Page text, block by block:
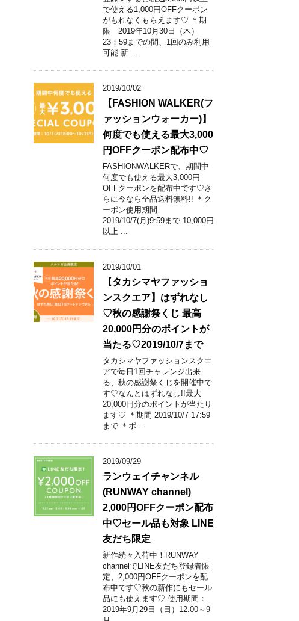
で使える1,000円OFFクーポン
がもれなくもらえます♡ ＊期
限 2019年10月30日（木）
23：59までの間、1回のみ利用
可能 新 ...
2019/10/02
【FASHION WALKER(フ
ァッションウォーカー)】
何度でも使える最大3,000
円OFFクーポン配布中♡
FASHIONWALKERで、期間中
何度でも使える最大3,000円
OFFクーポンを配布中です♡さ
らに今なら全品送料無料!! ＊ク
ーポン使用期間
2019/10/7(月)9:59まで 10,000円
以上 ...
2019/10/01
【タカシマヤファッショ
ンスクエア】はずれなし
♡秋の感謝祭くじ 最高
20,000円分のポイントが
当たる♡2019/10/7まで
タカシマヤファッションスクエ
アで毎日1回チャレンジ出来
る、秋の感謝祭くじを開催中で
す♡なんとはずれなし!!最大
20,000円分のポイントが当たり
ます♡ ＊期間 2019/10/7 17:59
まで ＊ポ ...
2019/09/29
ランウェイチャンネル
(RUNWAY channel)
2,000円OFFクーポン配布
中♡セール品も対象 LINE
友だち限定
新作続々入荷中！RUNWAY
channelでLINE友だち登録者限
定、2,000円OFFクーポンを配
布中です♡秋の新作にもセール
品にも使えます♡ 使用期間：
2019年9月29日（日）12:00～9